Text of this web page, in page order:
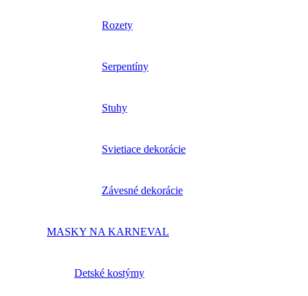
Rozety
Serpentíny
Stuhy
Svietiace dekorácie
Závesné dekorácie
MASKY NA KARNEVAL
Detské kostýmy